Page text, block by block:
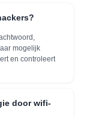
mogelijk
en controleert
door wifi-